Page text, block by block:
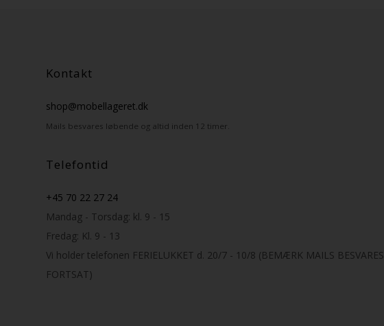
Kontakt
shop@mobellageret.dk
Mails besvares løbende og altid inden 12 timer.
Telefontid
+45 70 22 27 24
Mandag - Torsdag: kl. 9 - 15
Fredag: Kl. 9 - 13
Vi holder telefonen FERIELUKKET d. 20/7 - 10/8 (BEMÆRK MAILS BESVARES
FORTSAT)